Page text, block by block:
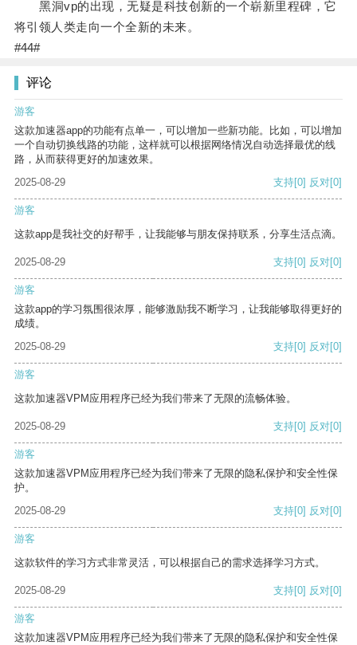
黑洞vp的出现，无疑是科技创新的一个崭新里程碑，它
将引领人类走向一个全新的未来。
#44#
评论
游客
这款加速器app的功能有点单一，可以增加一些新功能。比如，可以增加
一个自动切换线路的功能，这样就可以根据网络情况自动选择最优的线
路，从而获得更好的加速效果。
2025-08-29
支持[0] 反对[0]
游客
这款app是我社交的好帮手，让我能够与朋友保持联系，分享生活点滴。
2025-08-29 支持[0] 反对[0]
游客
这款app的学习氛围很浓厚，能够激励我不断学习，让我能够取得更好的
成绩。
2025-08-29
支持[0] 反对[0]
游客
这款加速器VPM应用程序已经为我们带来了无限的流畅体验。
2025-08-29 支持[0] 反对[0]
游客
这款加速器VPM应用程序已经为我们带来了无限的隐私保护和安全性保
护。
2025-08-29
支持[0] 反对[0]
游客
这款软件的学习方式非常灵活，可以根据自己的需求选择学习方式。
2025-08-29 支持[0] 反对[0]
游客
这款加速器VPM应用程序已经为我们带来了无限的隐私保护和安全性保